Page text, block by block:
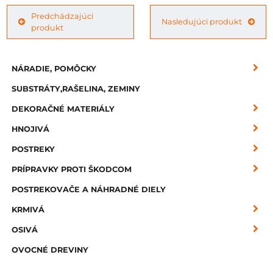
Predchádzajúci
produkt
Nasledujúci produkt
NÁRADIE, POMÔCKY
SUBSTRÁTY,RAŠELINA, ZEMINY
DEKORAČNÉ MATERIÁLY
HNOJIVÁ
POSTREKY
PRÍPRAVKY PROTI ŠKODCOM
POSTREKOVAČE A NÁHRADNÉ DIELY
KRMIVÁ
OSIVÁ
OVOCNÉ DREVINY